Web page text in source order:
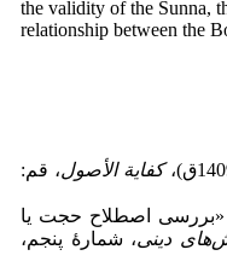
the validity of the Sunna,
relationship between the
کفایة الأصول، قم:
محمدرسول (1385)، «بررسی اصطلاح حجت یا
دینی، شمارۀ پنجم،